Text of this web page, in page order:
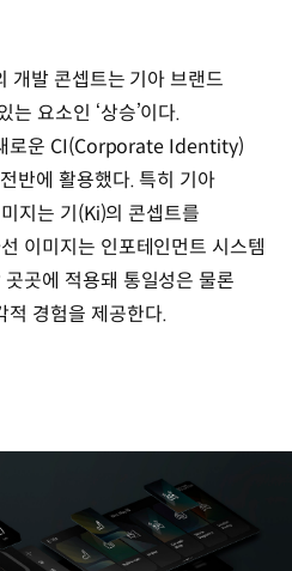
개발 콘셉트는 기아 브랜드
요소인 ‘상승’이다.
로운 CI(Corporate Identity)
반에 활용했다. 특히 기아
지는 기(Ki)의 콘셉트를
이미지는 인포테인먼트 시스템
곳에 적용돼 통일성은 물론
적 경험을 제공한다.